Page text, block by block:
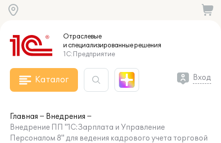
Отраслевые
и специализированныерешения
1С:Предприятие
Каталог Вход
Главная
Внедрения
Внедрение ПП "1С:Зарплата и Управление
Персоналом 8" для ведения кадрового учета торговой